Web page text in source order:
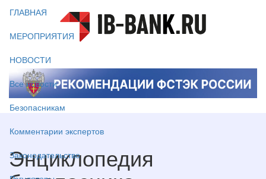
ГЛАВНАЯ
МЕРОПРИЯТИЯ
НОВОСТИ
Все новости
Безопасникам
Комментарии экспертов
Законодательство
Энциклопедия